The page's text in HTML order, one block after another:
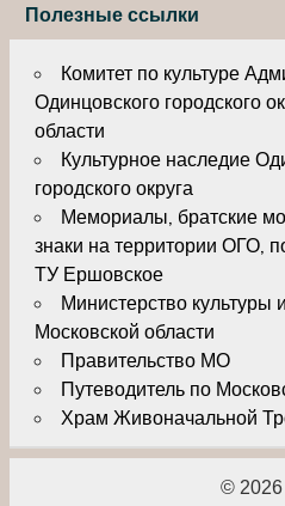
Полезные ссылки
Комитет по культуре
Одинцовского городского
области
Культурное наследие
городского округа
Мемориалы, братские
знаки на территории ОГО,
ТУ Ершовское
Министерство культуры
Московской области
Правительство МО
Путеводитель по
Храм Живоначальной
© 2026